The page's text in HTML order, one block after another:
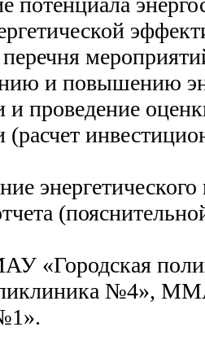
и повышению
и проведение
энергетического
«Городская
№4»,